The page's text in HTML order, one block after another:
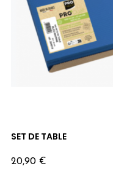
SET DE TABLE
Prix
20,90 €